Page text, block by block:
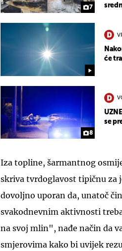
7
će
8
se
Iza topline, šarmantnog
skriva tvrdoglavost tipičnu za
dovoljno uporan da, unatoč
svakodnevnim aktivnosti
na svoj mlin", nađe način da
smjerovima kako bi uvijek